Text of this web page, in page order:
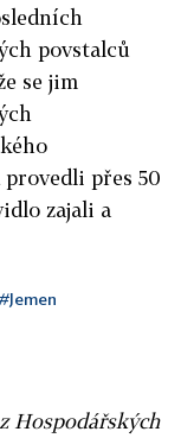
povstalců
se jim
přes 50
zajali a
#Jemen
Hospodářských